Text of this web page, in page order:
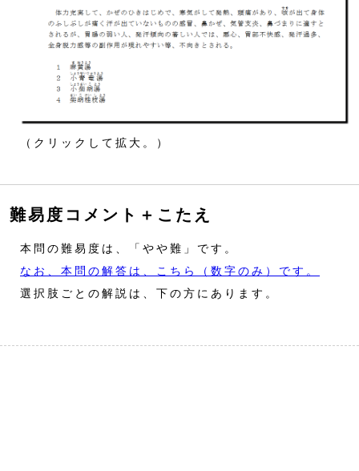
（クリックして拡大。）
難易度コメント＋こたえ
本問の難易度は、「やや難」です。
なお、本問の解答は、こちら（数字のみ）です。
選択肢ごとの解説は、下の方にあります。